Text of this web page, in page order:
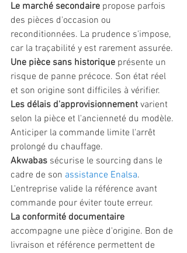
Le marché secondaire propose parfois
des pièces d'occasion ou
reconditionnées. La prudence s'impose,
car la traçabilité y est rarement assurée.
Une pièce sans historique présente un
risque de panne précoce. Son état réel
et son origine sont difficiles à vérifier.
Les délais d'approvisionnement varient
selon la pièce et l'ancienneté du modèle.
Anticiper la commande limite l'arrêt
prolongé du chauffage.
Akwabas sécurise le sourcing dans le
cadre de son assistance Enalsa.
L'entreprise valide la référence avant
commande pour éviter toute erreur.
La conformité documentaire
accompagne une pièce d'origine. Bon de
livraison et référence permettent de